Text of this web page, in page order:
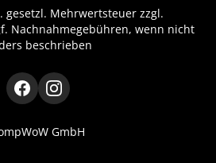
gesetzl. Mehrwertsteuer zzgl.
Nachnahmegebühren, wenn nicht
beschrieben
GmbH